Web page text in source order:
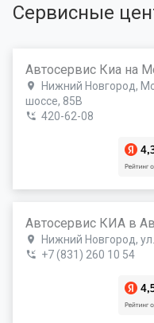
Сервисные
Автосервис Киа на
Нижний Новгород,
шоссе, 85В
420-62-08
Автосервис КИА в
Нижний Новгород,
+7 (831) 260 10 54